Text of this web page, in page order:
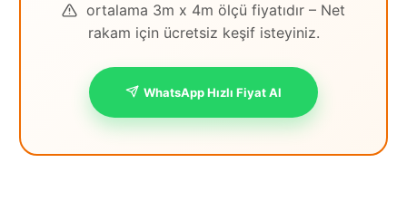
ortalama 3m x 4m ölçü fiyatıdır – Net
rakam için ücretsiz keşif isteyiniz.
WhatsApp Hızlı Fiyat Al
İstanbul
Anadolu
İstanbul